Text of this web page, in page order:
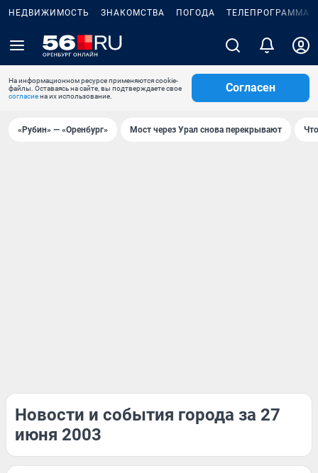
НЕДВИЖИМОСТЬ ЗНАКОМСТВА ПОГОДА ТЕЛЕПРОГРАММА
На информационном ресурсе применяются cookie-
файлы. Оставаясь на сайте, вы подтверждаете свое
согласиена их использование.
Согласен
«Рубин» — «Оренбург» Мост через Урал снова перекрывают
Новости и события города за 27
июня 2003